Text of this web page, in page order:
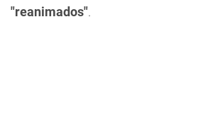
"reanimados".